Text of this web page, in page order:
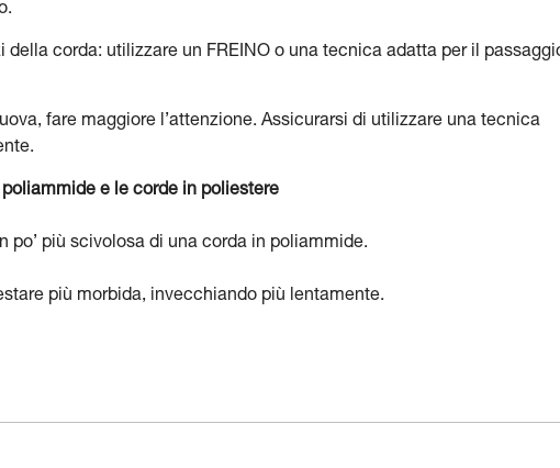
corda: utilizzare un FREINO o una tecnica adatta per il
fare maggiore l’attenzione. Assicurarsi di utilizzare una tecnica
e le corde in poliestere
più scivolosa di una corda in poliammide.
più morbida, invecchiando più lentamente.